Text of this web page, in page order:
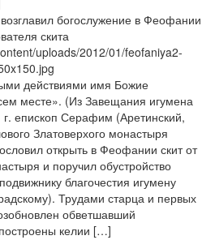
богослужение в Феофании
скита
uploads/2012/01/feofaniya2-
действиями имя Божие
месте». (Из Завещания игумена
епископ Серафим (Аретинский,
Златоверхого монастыря
открыть в Феофании скит от
и поручил обустройство
благочестия игумену
Трудами старца и первых
обветшавший
келии […]